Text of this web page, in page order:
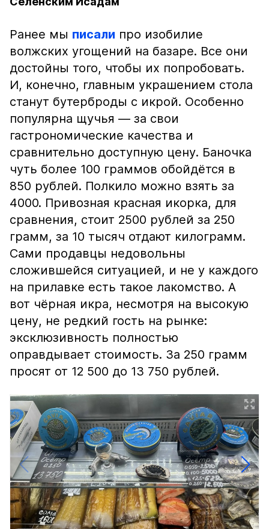
Ранее мы писали про изобилие
волжских угощений на базаре. Все они
достойны того, чтобы их попробовать.
И, конечно, главным украшением стола
станут бутерброды с икрой. Особенно
популярна щучья — за свои
гастрономические качества и
сравнительно доступную цену. Баночка
чуть более 100 граммов обойдётся в
850 рублей. Полкило можно взять за
4000. Привозная красная икорка, для
сравнения, стоит 2500 рублей за 250
грамм, за 10 тысяч отдают килограмм.
Сами продавцы недовольны
сложившейся ситуацией, и не у каждого
на прилавке есть такое лакомство. А
вот чёрная икра, несмотря на высокую
цену, не редкий гость на рынке:
эксклюзивность полностью
оправдывает стоимость. За 250 грамм
просят от 12 500 до 13 750 рублей.